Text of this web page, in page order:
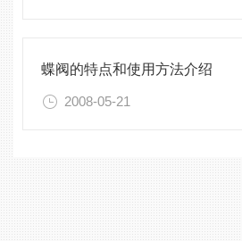
蝶阀的特点和使用方法介绍
2008-05-21